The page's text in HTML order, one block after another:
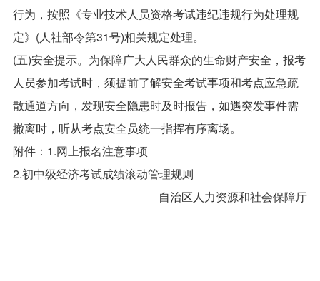
行为，按照《专业技术人员资格考试违纪违规行为处理规
定》(人社部令第31号)相关规定处理。
(五)安全提示。为保障广大人民群众的生命财产安全，报考
人员参加考试时，须提前了解安全考试事项和考点应急疏
散通道方向，发现安全隐患时及时报告，如遇突发事件需
撤离时，听从考点安全员统一指挥有序离场。
附件：1.网上报名注意事项
2.初中级经济考试成绩滚动管理规则
自治区人力资源和社会保障厅